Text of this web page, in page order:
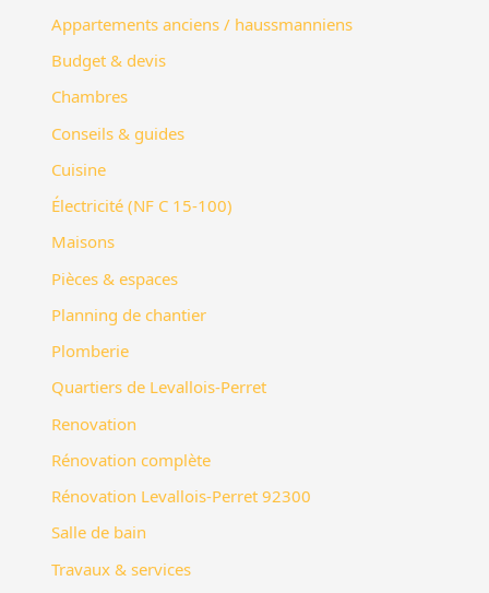
Appartements anciens / haussmanniens
Budget & devis
Chambres
Conseils & guides
Cuisine
Électricité (NF C 15-100)
Maisons
Pièces & espaces
Planning de chantier
Plomberie
Quartiers de Levallois-Perret
Renovation
Rénovation complète
Rénovation Levallois-Perret 92300
Salle de bain
Travaux & services